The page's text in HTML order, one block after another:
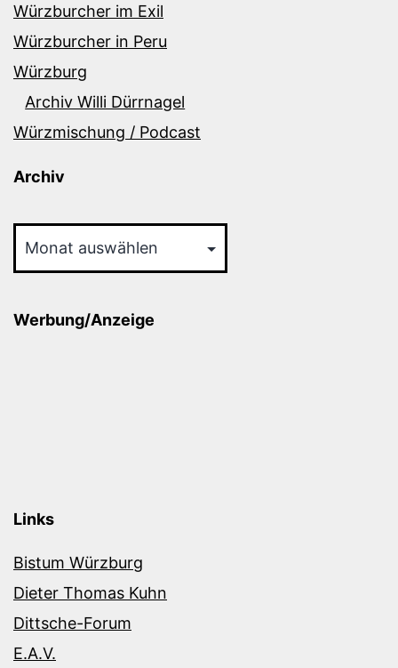
Würzburcher im Exil
Würzburcher in Peru
Würzburg
Archiv Willi Dürrnagel
Würzmischung / Podcast
Archiv
Werbung/Anzeige
Links
Bistum Würzburg
Dieter Thomas Kuhn
Dittsche-Forum
E.A.V.